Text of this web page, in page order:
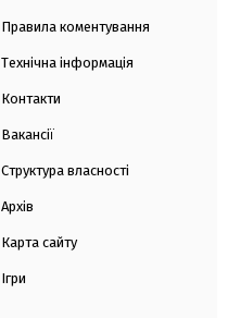
Правила коментування
Технічна інформація
Контакти
Вакансії
Структура власності
Архів
Карта сайту
Ігри